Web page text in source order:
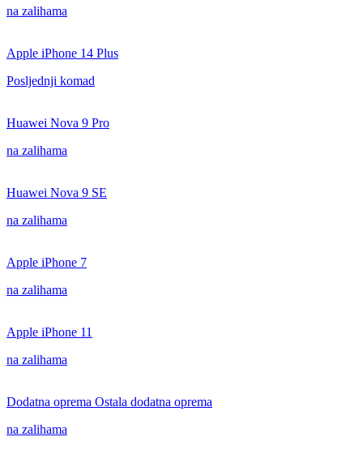
na zalihama
Apple iPhone 14 Plus
Posljednji komad
Huawei Nova 9 Pro
na zalihama
Huawei Nova 9 SE
na zalihama
Apple iPhone 7
na zalihama
Apple iPhone 11
na zalihama
Dodatna oprema Ostala dodatna oprema
na zalihama